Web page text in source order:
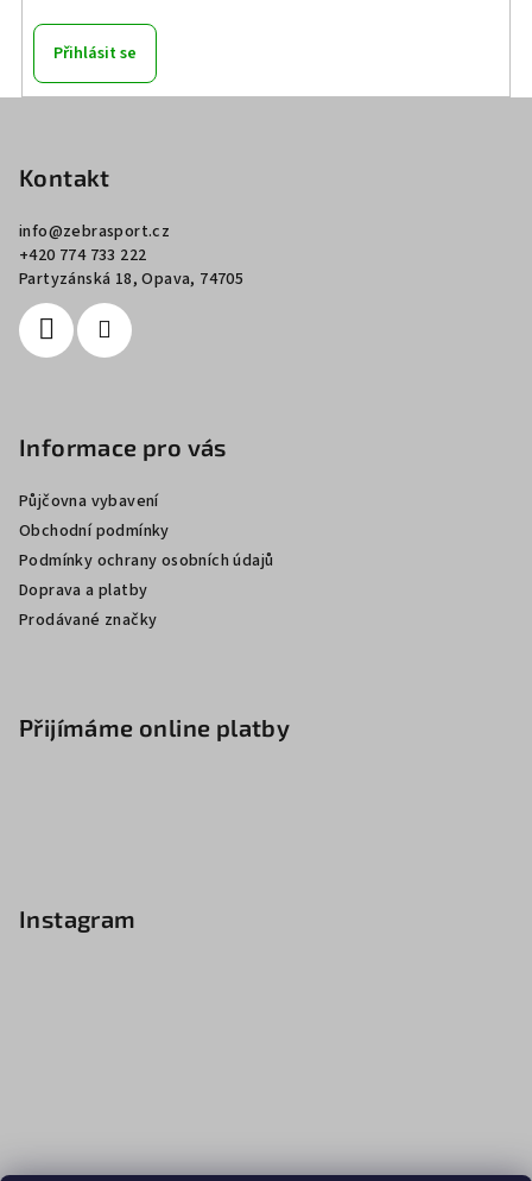
Přihlásit se
Kontakt
info@zebrasport.cz
+420 774 733 222
Partyzánská 18, Opava, 74705
Informace pro vás
Půjčovna vybavení
Obchodní podmínky
Podmínky ochrany osobních údajů
Doprava a platby
Prodávané značky
Přijímáme online platby
Instagram